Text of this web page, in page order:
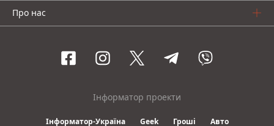
Про нас
Інформатор проекти
Інформатор-Україна Geek Гроші Авто